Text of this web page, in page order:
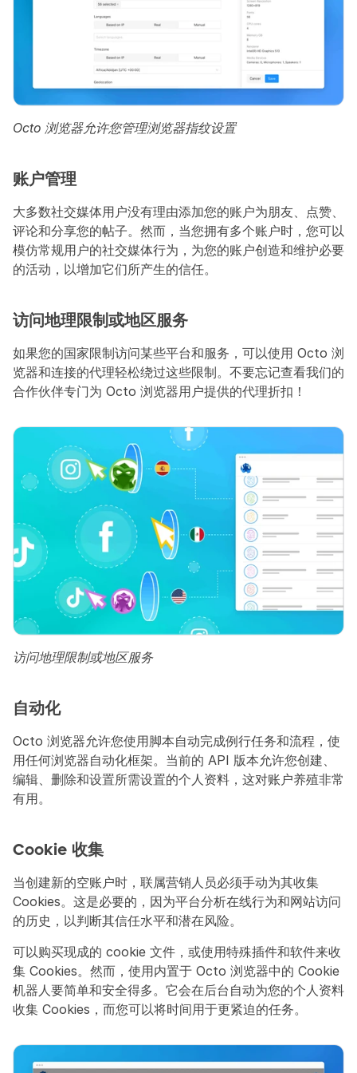
Octo 浏览器允许您管理浏览器指纹设置
账户管理
大多数社交媒体用户没有理由添加您的账户为朋友、点赞、
评论和分享您的帖子。然而，当您拥有多个账户时，您可以
模仿常规用户的社交媒体行为，为您的账户创造和维护必要
的活动，以增加它们所产生的信任。
访问地理限制或地区服务
如果您的国家限制访问某些平台和服务，可以使用 Octo 浏
览器和连接的代理轻松绕过这些限制。不要忘记查看我们的
合作伙伴专门为 Octo 浏览器用户提供的代理折扣！
访问地理限制或地区服务
自动化
Octo 浏览器允许您使用脚本自动完成例行任务和流程，使
用任何浏览器自动化框架。当前的 API 版本允许您创建、
编辑、删除和设置所需设置的个人资料，这对账户养殖非常
有用。
Cookie 收集
当创建新的空账户时，联属营销人员必须手动为其收集
Cookies。这是必要的，因为平台分析在线行为和网站访问
的历史，以判断其信任水平和潜在风险。
可以购买现成的 cookie 文件，或使用特殊插件和软件来收
集 Cookies。然而，使用内置于 Octo 浏览器中的 Cookie
机器人要简单和安全得多。它会在后台自动为您的个人资料
收集 Cookies，而您可以将时间用于更紧迫的任务。